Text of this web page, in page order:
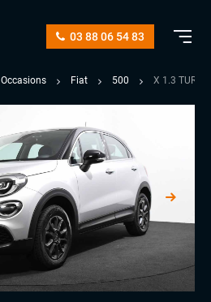
03 88 06 54 83
Occasions Fiat 500 X 1.3